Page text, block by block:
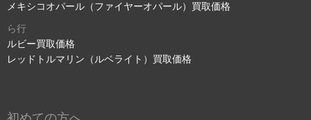
メキシコオパール（ファイヤーオパール）買取価格
ら行
ルビー買取価格
レッドトルマリン（ルベライト）買取価格